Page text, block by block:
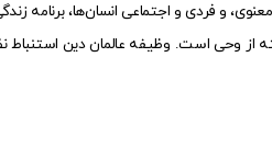
و فردی و اجتماعی انسان‌ها، برنامه
وحی است. وظیفه عالمان دین استنباط